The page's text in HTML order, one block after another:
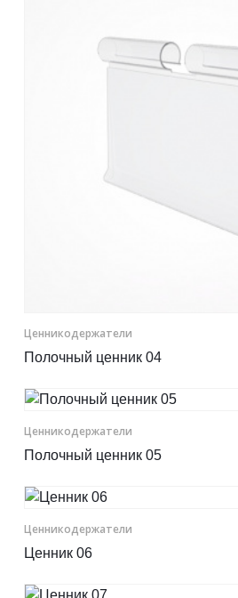
Ценникодер­жа­те­ли
Полочный ценник 04
Ценникодер­жа­те­ли
Полочный ценник 05
Ценникодер­жа­те­ли
Ценник 06